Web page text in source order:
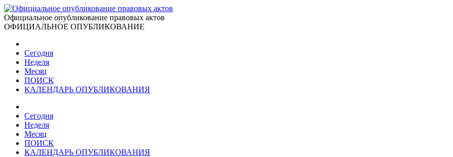
Официальное опубликование правовых актов
ОФИЦИАЛЬНОЕ ОПУБЛИКОВАНИЕ
Сегодня
Неделя
Месяц
ПОИСК
КАЛЕНДАРЬ ОПУБЛИКОВАНИЯ
Сегодня
Неделя
Месяц
ПОИСК
КАЛЕНДАРЬ ОПУБЛИКОВАНИЯ